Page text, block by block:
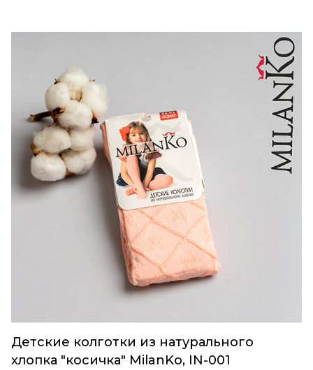
Детские колготки из натурального
хлопка "косичка" MilanKo, IN-001